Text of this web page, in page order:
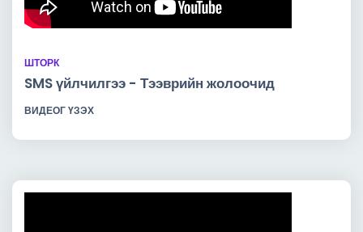
ШТОРК
SMS үйлчилгээ - Тээврийн жолоочид
ВИДЕОГ ҮЗЭХ